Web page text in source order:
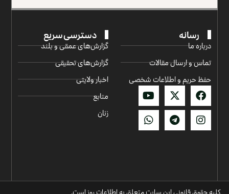
رسانه
درباره ما
تماس و ارسال مقالات
حفظ حریم و اطلاعات شخصی
دسترسی سریع
گزارش‌‌های عمقی و بلند
گزارش‌های تحقیقی
اخبار ولایتی
منابع
زنان